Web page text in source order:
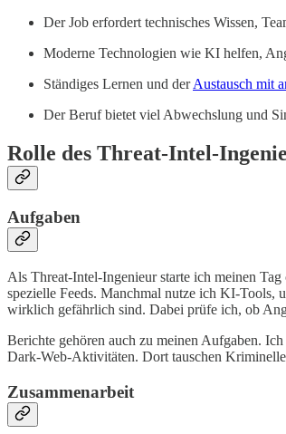
Der Job erfordert technisches Wissen,
Moderne Technologien wie KI helfen,
Ständiges Lernen und derAustausch mit
Der Beruf bietet viel Abwechslung und
Rolle des Threat-Intel-
Aufgaben
Als Threat-Intel-Ingenieur starte ich meinen
spezielle Feeds. Manchmal nutze ich KI-Tools,
wirklich gefährlich sind. Dabei prüfe ich, ob
Berichte gehören auch zu meinen Aufgaben.
Dark-Web-Aktivitäten. Dort tauschen
Zusammenarbeit